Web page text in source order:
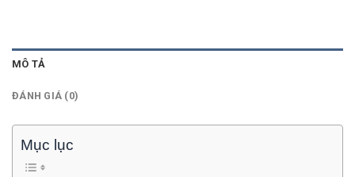
MÔ TẢ
ĐÁNH GIÁ (0)
Mục lục